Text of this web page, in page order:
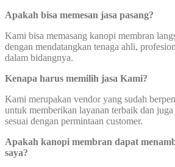
Apakah bisa memesan jasa pasang?
Kami bisa memasang kanopi membran
dengan mendatangkan tenaga ahli,
dalam bidangnya.
Kenapa harus memilih jasa Kami?
Kami merupakan vendor yang sudah
untuk memberikan layanan terbaik dan
sesuai dengan permintaan customer.
Apakah kanopi membran dapat
saya?